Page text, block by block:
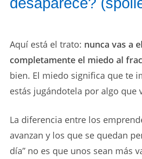
Aquí está el trato: nunca vas a
completamente el miedo al
bien. El miedo significa que te
estás jugándotela por algo que
La diferencia entre los
avanzan y los que se quedan
día” no es que unos sean más